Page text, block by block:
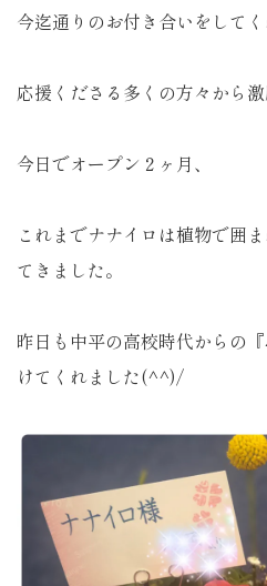
今迄通りのお付き合いをしてく
応援くださる多くの方々から激
今日でオープン２ヶ月、
これまでナナイロは植物で囲
てきました。
昨日も中平の高校時代からの
けてくれました(^^)/